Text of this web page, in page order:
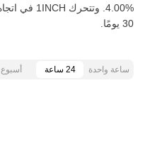
30 يومًا.
ساعة واحدة 24 ساعة أسبوع